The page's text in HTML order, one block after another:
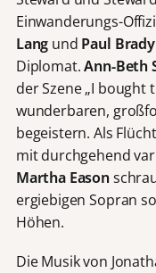
Einwanderungs-
Lang und Paul Brady
Diplomat.Ann-Beth
der Szene „I bought
wunderbaren,
begeistern. Als
mit durchgehend
Martha Eason
ergiebigen Sopran
Höhen.
Die Musik von